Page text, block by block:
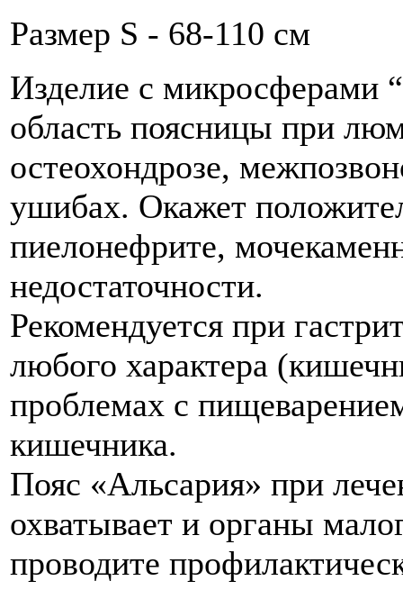
Размер S - 68-110 cм
Изделие с микросферами
область поясницы при
остеохондрозе,
ушибах. Окажет
пиелонефрите,
недостаточности.
Рекомендуется при
любого характера
проблемах с
кишечника.
Пояс «Альсария» при
охватывает и органы
проводите